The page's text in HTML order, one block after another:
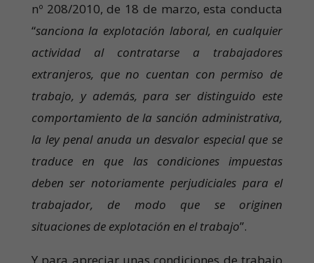
nº 208/2010, de 18 de marzo, esta conducta
“sanciona la explotación laboral, en cualquier
actividad al contratarse a trabajadores
extranjeros, que no cuentan con permiso de
trabajo, y además, para ser distinguido este
comportamiento de la sanción administrativa,
la ley penal anuda un desvalor especial que se
traduce en que las condiciones impuestas
deben ser notoriamente perjudiciales para el
trabajador, de modo que se originen
situaciones de explotación en el trabajo”.